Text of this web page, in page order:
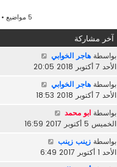
ة
ر
ك
ة
م
ش
ر
ك
ة
5 مواضيع • صفحة
آخر مشاركة
بواسطة هاجر الخوابي
الأحد 7 أكتوبر 2018 20:05
بواسطة هاجر الخوابي
الأحد 7 أكتوبر 2018 18:53
بواسطة ابو محمد
الخميس 5 أكتوبر 2017 16:59
بواسطة زينب زينب
الأحد 1 أكتوبر 2017 6:49